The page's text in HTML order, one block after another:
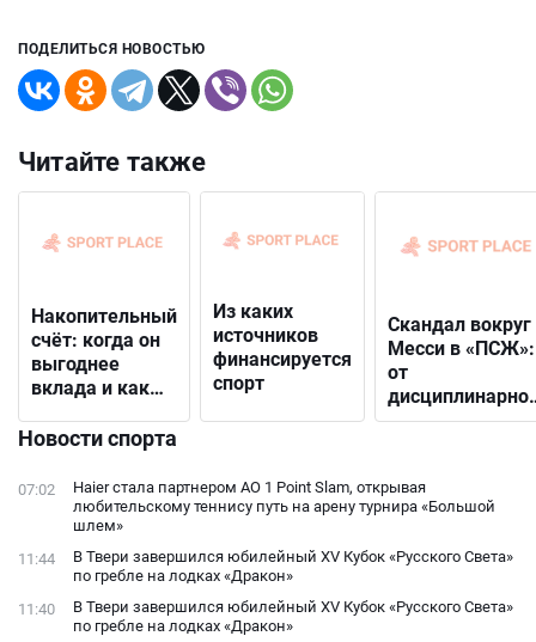
ПОДЕЛИТЬСЯ НОВОСТЬЮ
Читайте также
Накопительный
счёт: когда он
выгоднее
вклада и как
подходящий
Из каких
источников
финансируется
спорт
Скандал вокруг
Месси в «ПСЖ»:
от
решения до
фанатами
Новости спорта
07:02
Haier стала партнером AO 1 Point Slam, открывая
любительскому теннису путь на арену турнира «Большой
шлем»
11:44
В Твери завершился юбилейный XV Кубок «Русского Света»
по гребле на лодках «Дракон»
11:40
В Твери завершился юбилейный XV Кубок «Русского Света»
по гребле на лодках «Дракон»